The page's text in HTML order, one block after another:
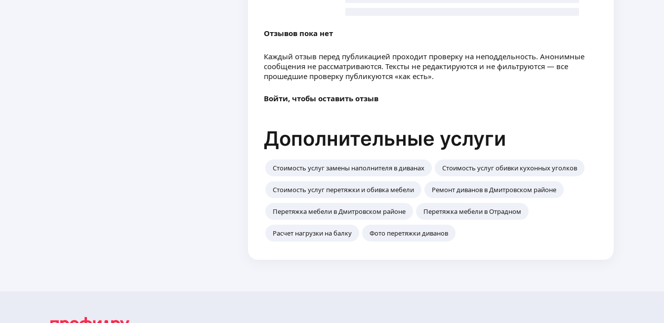
Отзывов пока нет
Каждый отзыв перед публикацией проходит проверку на неподдельность. Анонимные
сообщения не рассматриваются. Тексты не редактируются и не фильтруются — все
прошедшие проверку публикуются «как есть».
Войти, чтобы оставить отзыв
Дополнительные услуги
Стоимость услуг замены наполнителя в диванах Стоимость услуг обивки кухонных уголков
Стоимость услуг перетяжки и обивка мебели Ремонт диванов в Дмитровском районе
Перетяжка мебели в Дмитровском районе Перетяжка мебели в Отрадном
Расчет нагрузки на балку Фото перетяжки диванов